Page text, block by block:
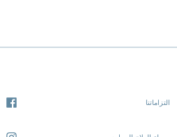
التزاماتنا